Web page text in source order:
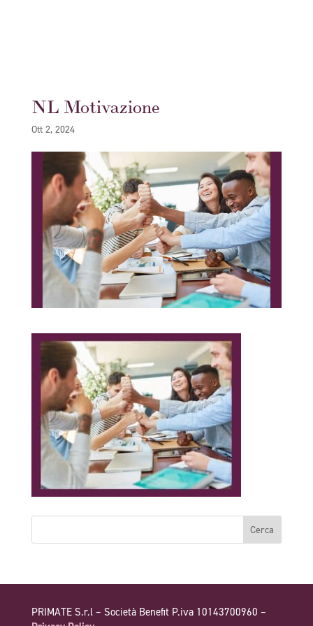
NL Motivazione
Ott 2, 2024
PRIMATE S.r.l – Società Benefit P.iva 10143700960 –